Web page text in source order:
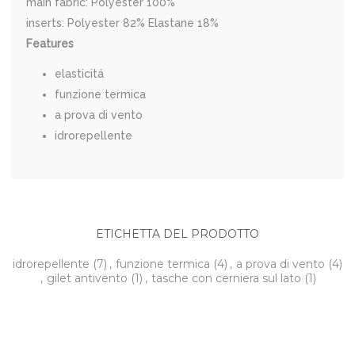
inserts: Polyester 82% Elastane 18%
Features
elasticitá
funzione termica
a prova di vento
idrorepellente
ETICHETTA DEL PRODOTTO
idrorepellente (7) , funzione termica (4) , a prova di vento (4)
, gilet antivento (1) , tasche con cerniera sul lato (1)